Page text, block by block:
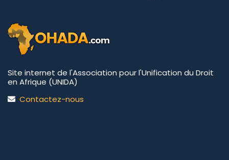
Site internet de l'Association pour l'Unification du Droit
en Afrique (UNIDA)
Contactez-nous